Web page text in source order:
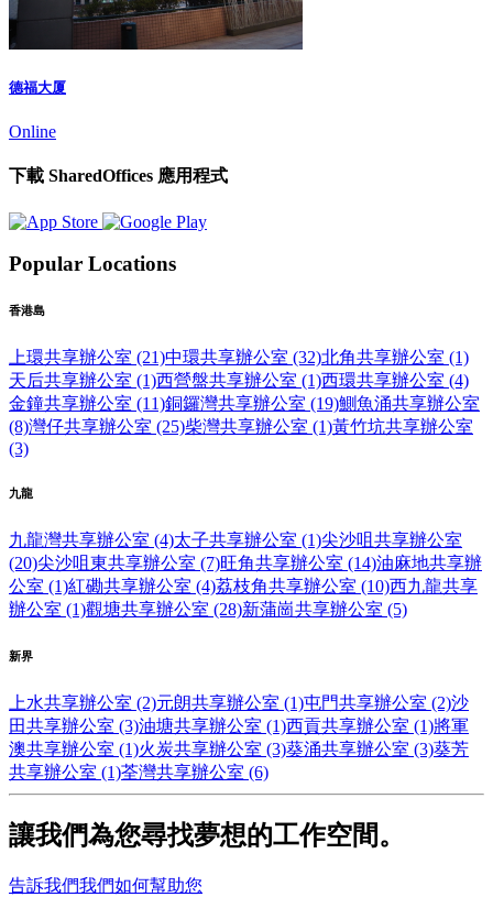
德福大厦
Online
下載 SharedOffices 應用程式
Popular Locations
香港島
上環共享辦公室 (21)中環共享辦公室 (32)北角共享辦公室 (1)
天后共享辦公室 (1)西營盤共享辦公室 (1)西環共享辦公室 (4)
金鐘共享辦公室 (11)銅鑼灣共享辦公室 (19)鰂魚涌共享辦公室
(8)灣仔共享辦公室 (25)柴灣共享辦公室 (1)黃竹坑共享辦公室
(3)
九龍
九龍灣共享辦公室 (4)太子共享辦公室 (1)尖沙咀共享辦公室
(20)尖沙咀東共享辦公室 (7)旺角共享辦公室 (14)油麻地共享辦
公室 (1)紅磡共享辦公室 (4)荔枝角共享辦公室 (10)西九龍共享
辦公室 (1)觀塘共享辦公室 (28)新蒲崗共享辦公室 (5)
新界
上水共享辦公室 (2)元朗共享辦公室 (1)屯門共享辦公室 (2)沙
田共享辦公室 (3)油塘共享辦公室 (1)西貢共享辦公室 (1)將軍
澳共享辦公室 (1)火炭共享辦公室 (3)葵涌共享辦公室 (3)葵芳
共享辦公室 (1)荃灣共享辦公室 (6)
讓我們為您尋找夢想的工作空間。
告訴我們我們如何幫助您